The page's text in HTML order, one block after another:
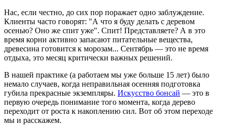
Нас, если честно, до сих пор поражает одно заблуждение.
Клиенты часто говорят: "А что я буду делать с деревом
осенью? Оно же спит уже". Спит! Представляете? А в это
время корни активно запасают питательные вещества,
древесина готовится к морозам... Сентябрь — это не время
отдыха, это месяц критически важных решений.
В нашей практике (а работаем мы уже больше 15 лет) было
немало случаев, когда неправильная осенняя подготовка
губила прекрасные экземпляры. Искусство бонсай — это в
первую очередь понимание того момента, когда дерево
переходит от роста к накоплению сил. Вот об этом переходе
мы и расскажем.